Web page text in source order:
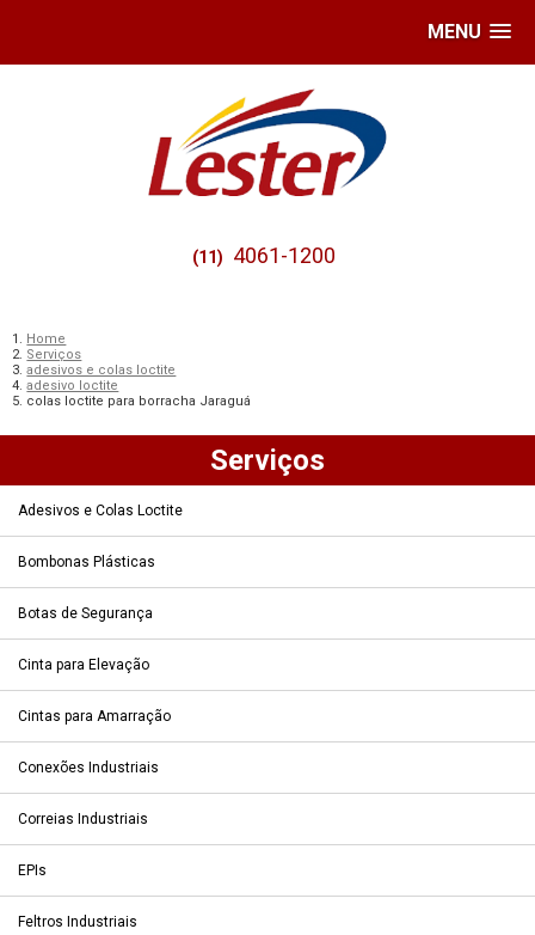
MENU
(11) 4061-1200
Home
Serviços
adesivos e colas loctite
adesivo loctite
colas loctite para borracha Jaraguá
Serviços
Adesivos e Colas Loctite
Bombonas Plásticas
Botas de Segurança
Cinta para Elevação
Cintas para Amarração
Conexões Industriais
Correias Industriais
EPIs
Feltros Industriais